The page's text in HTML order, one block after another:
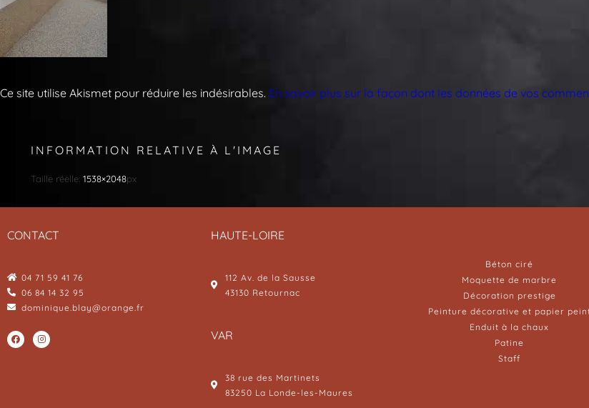
Ce site utilise Akismet pour réduire les indésirables. En savoir plus sur la façon dont les données de vos
INFORMATION RELATIVE À L'IMAGE
Taille réelle: 1538×2048px
CONTACT
04 71 59 41 76
06 84 14 32 95
dominique.blay@orange.fr
HAUTE-LOIRE
112 Av. de la Sausse
43130 Retournac
VAR
38 rue des Martinets
83250 La Londe-les-Maures
Béton ciré
Moquette de marbre
Décoration prestige
Peinture décorative et papier
Enduit à la chaux
Patine
Staff